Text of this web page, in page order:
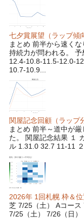
七夕賞展望（ラップ傾
まとめ 前半から速く
持続力が問われる。
12.4-10.8-11.5-12.0-
10.7-10.9...
関屋記念回顧（ラップ
まとめ 前半～道中が
た。 関屋記念結果 １
ル 1.31.0 32.7 11-11
2026年 1回札幌 枠＆
芝 7/25（土） Aコー
7/25（土） 7/26（日）